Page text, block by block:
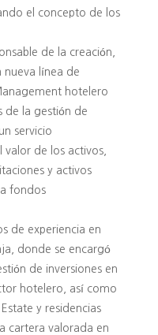
el concepto de los
de la creación,
nueva línea de
hotelero
de la gestión de
servicio
de los activos,
y activos
fondos
de experiencia en
donde se encargó
de inversiones en
hotelero, así como
y residencias
cartera valorada en